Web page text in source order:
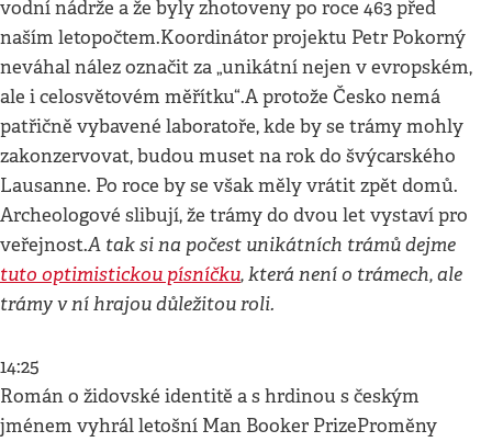
vodní nádrže a že byly zhotoveny po roce 463 před
naším letopočtem.Koordinátor projektu Petr Pokorný
neváhal nález označit za „unikátní nejen v evropském,
ale i celosvětovém měřítku“.A protože Česko nemá
patřičně vybavené laboratoře, kde by se trámy mohly
zakonzervovat, budou muset na rok do švýcarského
Lausanne. Po roce by se však měly vrátit zpět domů.
Archeologové slibují, že trámy do dvou let vystaví pro
veřejnost.A tak si na počest unikátních trámů dejme
tuto optimistickou písníčku, která není o trámech, ale
trámy v ní hrajou důležitou roli.
14:25
Román o židovské identitě a s hrdinou s českým
jménem vyhrál letošní Man Booker PrizeProměny